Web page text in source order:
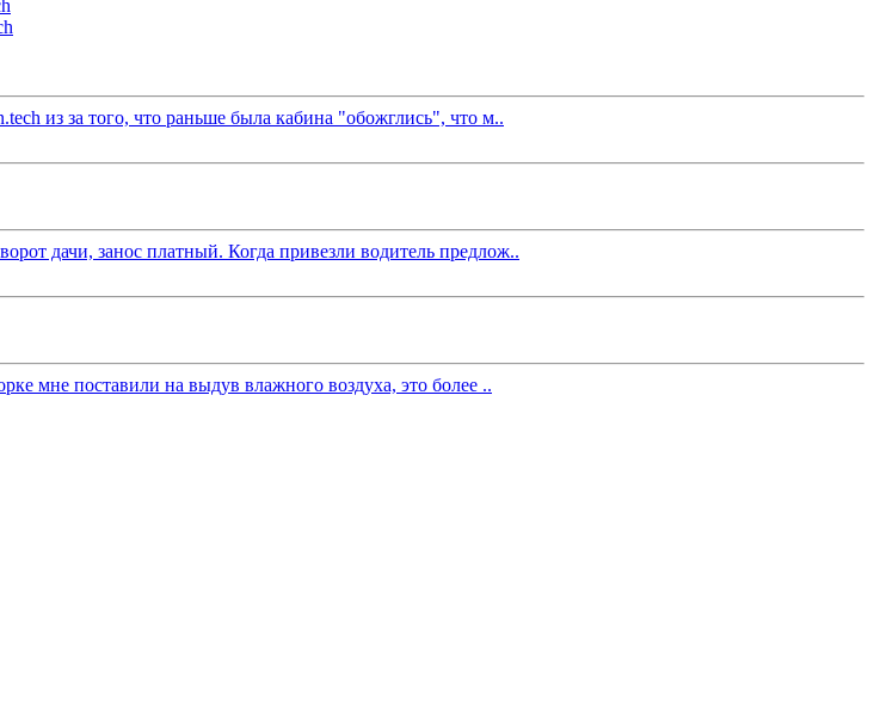
из за того, что раньше была кабина "обожглись", что м..
дачи, занос платный. Когда привезли водитель предлож..
мне поставили на выдув влажного воздуха, это более ..